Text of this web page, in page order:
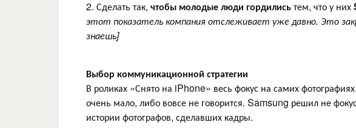
2. Сделать так, чтобы молодые люди гордилисьтем, что у них
этот показатель компания отслеживает уже давно. Это
знаешь]
Выбор коммуникационной стратегии
В роликах «Снято на iPhone» весь фокус на самих
очень мало, либо вовсе не говорится. Samsung решил не
истории фотографов, сделавших кадры.